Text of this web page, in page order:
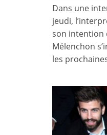
Dans une
jeudi,
son intention
Mélenchon
les